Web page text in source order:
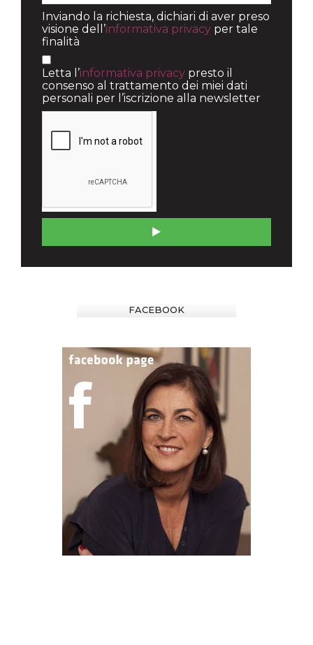
Inviando la richiesta, dichiari di aver preso
visione dell’informativa privacy per tale
finalità
Letta l’informativa privacy presto il
consenso al trattamento dei miei dati
personali per l’iscrizione alla newsletter
FACEBOOK